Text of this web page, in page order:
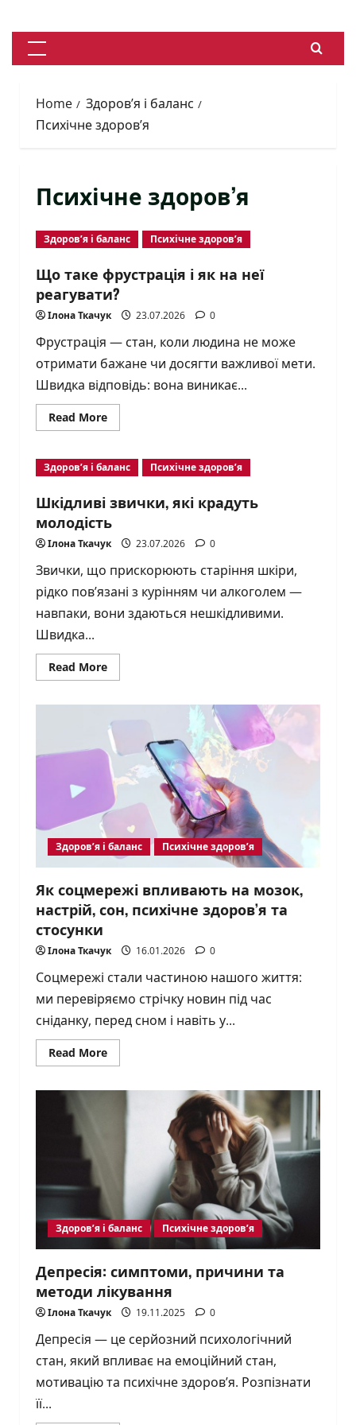
to
contentPrimary
Home
Здоров’я і баланс
Психічне здоров’я
Психічне здоров’я
Здоров’я і баланс Психічне здоров’я
Що таке фрустрація і як на неї
реагувати?
Ілона Ткачук 23.07.2026 0
Фрустрація — стан, коли людина не може
отримати бажане чи досягти важливої мети.
Швидка відповідь: вона виникає...
Read MoreRead
more
таке
фрустрація
на
реагувати?
Здоров’я і баланс Психічне здоров’я
Шкідливі звички, які крадуть
молодість
Ілона Ткачук 23.07.2026 0
Звички, що прискорюють старіння шкіри,
рідко пов’язані з курінням чи алкоголем —
навпаки, вони здаються нешкідливими.
Швидка...
Read MoreRead
more
які
крадуть
молодість
Здоров’я і баланс Психічне здоров’я
Як соцмережі впливають на мозок,
настрій, сон, психічне здоров’я та
стосунки
Ілона Ткачук 16.01.2026 0
Соцмережі стали частиною нашого життя:
ми перевіряємо стрічку новин під час
сніданку, перед сном і навіть у...
Read MoreRead
more
психічне
здоров’я
стосунки
Здоров’я і баланс Психічне здоров’я
Депресія: симптоми, причини та
методи лікування
Ілона Ткачук 19.11.2025 0
Депресія — це серйозний психологічний
стан, який впливає на емоційний стан,
мотивацію та психічне здоров’я. Розпізнати
її...